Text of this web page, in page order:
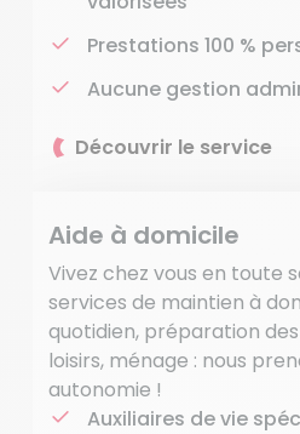
Prestations 100 %
Aucune gestion
Découvrir le service
Aide à domicile
Vivez chez vous en toute
services de maintien à
quotidien, préparation
loisirs, ménage : nous
autonomie !
Auxiliaires de vie